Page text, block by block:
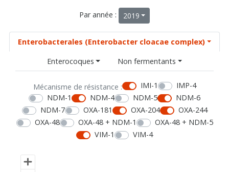
Par année : 2019
Enterobacterales (Enterobacter cloacae complex)
Enterocoques
Non fermentants
Mécanisme de résistance : IMI-1
IMP-4
NDM-1
NDM-4 NDM-5
NDM-6
NDM-7
OXA-181 OXA-204
OXA-244
OXA-48
OXA-48 + NDM-1
OXA-48 + NDM-5
VIM-1
VIM-4